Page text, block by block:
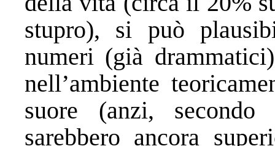
stupro), si può
numeri (già
nell’ambiente
suore (anzi,
sarebbero ancora